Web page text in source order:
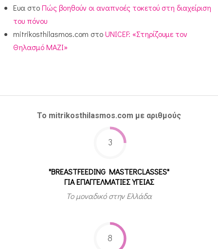
Ευα στοΠώς βοηθούν οι αναπνοές τοκετού στη διαχείριση
του πόνου
mitrikosthilasmos.com στοUNICEF: «Στηρίζουμε τον
Θηλασμό ΜΑΖΙ»
Το mitrikosthilasmos.com με αριθμούς
3
"BREASTFEEDING MASTERCLASSES"
ΓΙΑ ΕΠΑΓΓΕΛΜΑΤΙΕΣ ΥΓΕΙΑΣ
Το μοναδικό στην Ελλάδα
8